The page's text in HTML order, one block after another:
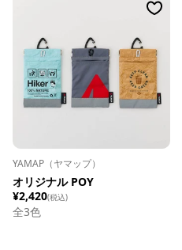
YAMAP（ヤマップ）
オリジナル POY
¥2,420(税込)
全3色